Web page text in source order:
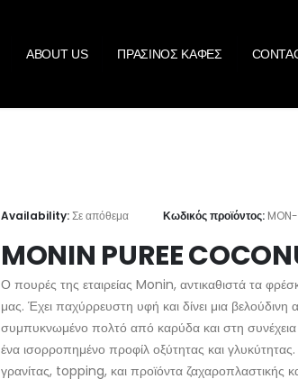
ABOUT US ΠΡΑΣΙΝΟΣ ΚΑΦΕΣ
Availability:Σε απόθεμα Κωδικός προϊόντος:
MONIN PUREE
Ο πουρές της εταιρείας Monin, αντικαθιστά τα
μας. Έχει παχύρρευστη υφή και δίνει μια
συμπυκνωμένο πολτό από καρύδα και στη συνέχεια
ένα ισορροπημένο προφίλ οξύτητας και
γρανίτας, topping, και προϊόντα ζαχαροπλαστικής